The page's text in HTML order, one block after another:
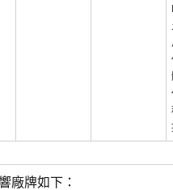
廠牌如下：